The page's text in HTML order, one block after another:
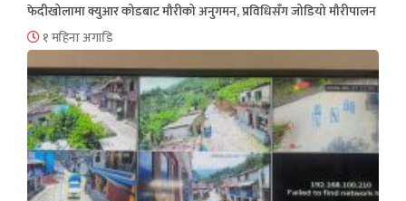
फेदीखोलामा क्युआर कोडबाट मौरीको अनुगमन, प्रविधिसँग जोडियो मौरीपालन
१ महिना अगाडि